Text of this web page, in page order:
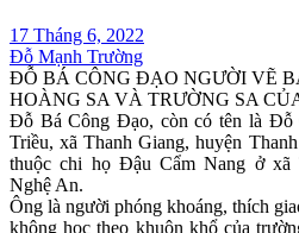
17 Tháng 6, 2022
Đỗ Mạnh Trường
ĐỖ BÁ CÔNG ĐẠO NGƯỜI VẼ
HOÀNG SA VÀ TRƯỜNG SA
Đỗ Bá Công Đạo, còn có tên là Đỗ
Triều, xã Thanh Giang, huyện
thuộc chi họ Đậu Cẩm Nang ở xã
Nghệ An.
Ông là người phóng khoáng, thích
không học theo khuôn khổ của